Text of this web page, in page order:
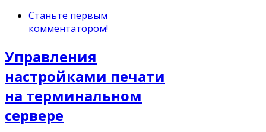
Станьте первым
комментатором!
Управления
настройками печати
на терминальном
сервере